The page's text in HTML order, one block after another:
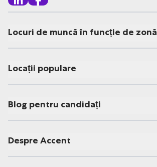
Locuri de muncă în funcție de zonă
Locații populare
Blog pentru candidați
Despre Accent